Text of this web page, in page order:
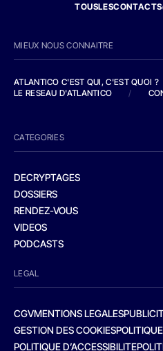
MIEUX NOUS CONNAITRE
ATLANTICO C'EST QUI, C'EST QUOI ?
LE RESEAU D'ATLANTICO
/
CATEGORIES
DECRYPTAGES
DOSSIERS
RENDEZ-VOUS
VIDEOS
PODCASTS
LEGAL
CGVMENTIONS LEGALES
GESTION DES COOKIES
POLITIQUE D’ACCESSIBILITE